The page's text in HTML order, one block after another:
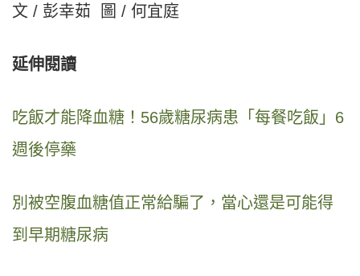
文 / 彭幸茹 圖 / 何宜庭
延伸閱讀
吃飯才能降血糖！56歲糖尿病患「每餐吃飯」6
週後停藥
別被空腹血糖值正常給騙了，當心還是可能得
到早期糖尿病